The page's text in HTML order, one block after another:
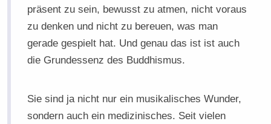
präsent zu sein, bewusst zu atmen, nicht voraus
zu denken und nicht zu bereuen, was man
gerade gespielt hat. Und genau das ist ist auch
die Grundessenz des Buddhismus.
Sie sind ja nicht nur ein musikalisches Wunder,
sondern auch ein medizinisches. Seit vielen